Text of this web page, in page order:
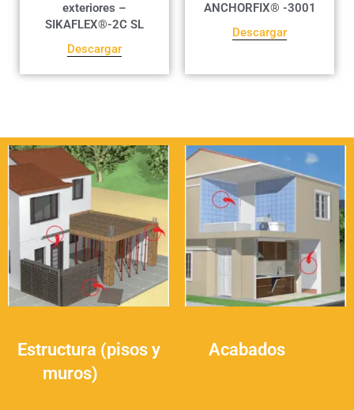
exteriores –
SIKAFLEX®-2C SL
Descargar
ANCHORFIX® -3001
Descargar
Estructura (pisos y
muros)
Acabados